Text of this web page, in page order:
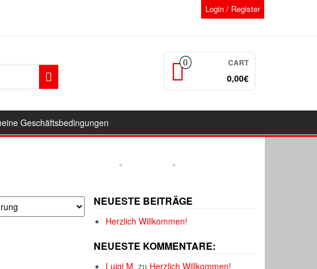
Login / Register
0 CART
0,00€
Geschäftsbedingungen
NEUESTE BEITRÄGE
Herzlich Willkommen!
NEUESTE KOMMENTARE:
Luigi M. zu Herzlich Willkommen!